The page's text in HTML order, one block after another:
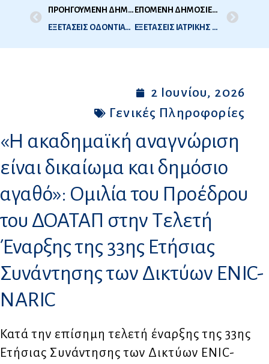
ΠΡΟΗΓΟΥΜΕΝΗ ΔΗΜΟΣΙΕΥΣΗ
ΕΞΕΤΑΣΕΙΣ ΟΔΟΝΤΙΑΤΡΙΚΗΣ – 2Η ΕΞΕΤΑΣΤΙΚΗ ΠΕΡΙΟΔΟΣ 2026 – (ΙΟΥΛΙΟΣ 2026) – ΠΡΟΓΡΑΜΜΑ ΕΞΕΤΑΣΕΩΝ – ΔΗΛΩΣΕΙΣ ΣΥΜΜΕΤΟΧΗΣ
ΕΠΟΜΕΝΗ ΔΗΜΟΣΙΕΥΣΗ
ΕΞΕΤΑΣΕΙΣ ΙΑΤΡΙΚΗΣ – 2Η ΕΞΕΤΑΣΤΙΚΗ ΠΕΡΙΟΔΟΣ 2026 – (ΙΟΥΝΙΟΣ 2026) – ΛΙΣΤΑ ΣΥΜΜΕΤΕΧΟΝΤΩΝ
2 Ιουνίου, 2026
Γενικές Πληροφορίες
«Η ακαδημαϊκή αναγνώριση
είναι δικαίωμα και δημόσιο
αγαθό»: Ομιλία του Προέδρου
του ΔΟΑΤΑΠ στην Τελετή
Έναρξης της 33ης Ετήσιας
Συνάντησης των Δικτύων ENIC-
NARIC
Κατά την επίσημη τελετή έναρξης της 33ης
Ετήσιας Συνάντησης των Δικτύων ENIC-